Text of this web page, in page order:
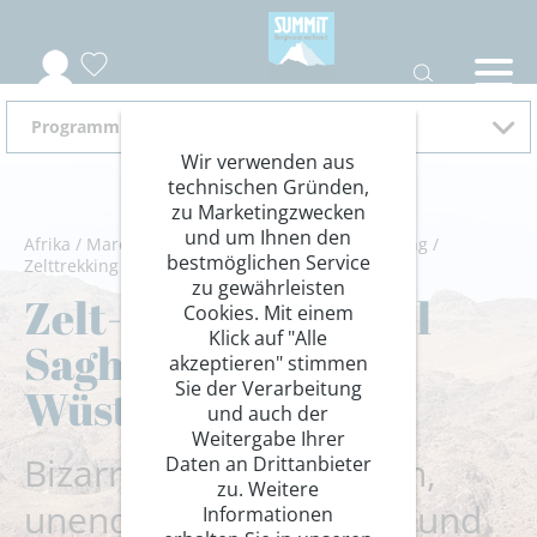
Programm 2026
Afrika / Marokko Hoher Atlas/Wandern/Trekking /
Zelttrekking
Zelt-Trekking Jebel
Saghro und
Wüstenfeeling
Bizarre Felsformationen,
unendliche Sanddünen und
Wir verwenden aus
technischen Gründen,
zu Marketingzwecken
und um Ihnen den
bestmöglichen Service
zu gewährleisten
Cookies. Mit einem
Klick auf "Alle
akzeptieren" stimmen
Sie der Verarbeitung
und auch der
Weitergabe Ihrer
Daten an Drittanbieter
zu. Weitere
Informationen